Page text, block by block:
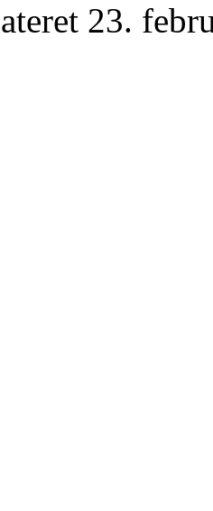
23.